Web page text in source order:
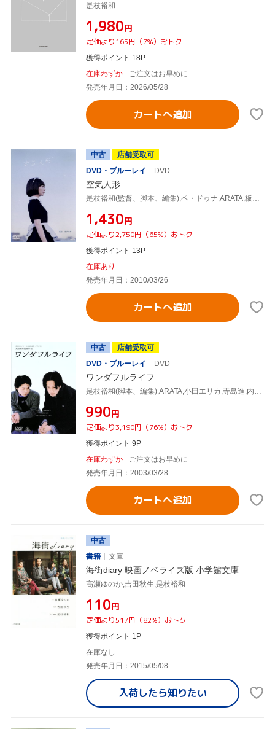
是枝裕和
¥1,980円
定価より165円（7%）おトク
獲得ポイント 18P
在庫わずか
ご注文はお早めに
発売年月日：2026/05/28
カートへ追加
中古
店舗受取可
DVD・ブルーレイ
DVD
空気人形
¥1,430円
定価より2,750円（65%）おトク
獲得ポイント 13P
在庫あり
発売年月日：2010/03/26
カートへ追加
中古
店舗受取可
DVD・ブルーレイ
DVD
ワンダフルライフ
¥990円
定価より3,190円（76%）おトク
獲得ポイント 9P
在庫わずか
ご注文はお早めに
発売年月日：2003/03/28
カートへ追加
中古
書籍
文庫
海街diary 映画ノベライズ版 小学館文庫
高瀬ゆのか,吉田秋生,是枝裕和
¥110円
定価より517円（82%）おトク
獲得ポイント 1P
在庫なし
発売年月日：2015/05/08
入荷したら知りたい